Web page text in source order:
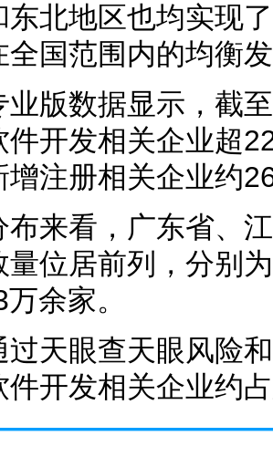
东北地区也均实现
全国范围内的均衡
业版数据显示，截
件开发相关企业超
增注册相关企业约
布来看，广东省、
量位居前列，分别
余家。
过天眼查天眼风险
件开发相关企业约